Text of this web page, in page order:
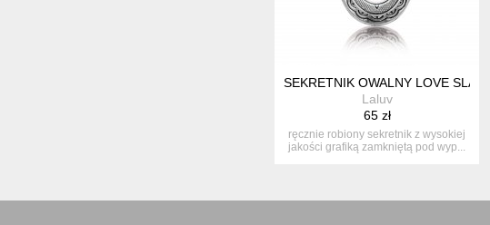
SEKRETNIK OWALNY LOVE SLAVIC
Laluv
65 zł
ręcznie robiony sekretnik z wysokiej
jakości grafiką zamkniętą pod wyp...